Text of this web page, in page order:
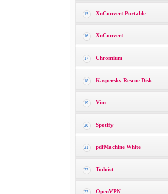
15 XnConvert Portable
16 XnConvert
17 Chromium
18 Kaspersky Rescue Disk
19 Vim
20 Spotify
21 pdfMachine White
22 Todoist
23 OpenVPN